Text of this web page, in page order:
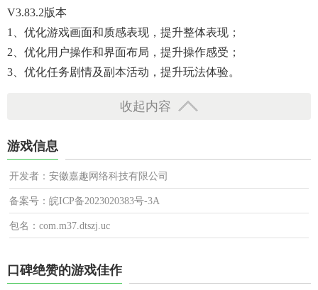
V3.83.2版本
1、优化游戏画面和质感表现，提升整体表现；
2、优化用户操作和界面布局，提升操作感受；
3、优化任务剧情及副本活动，提升玩法体验。
收起内容
游戏信息
开发者：安徽嘉趣网络科技有限公司
备案号：皖ICP备2023020383号-3A
包名：com.m37.dtszj.uc
口碑绝赞的游戏佳作